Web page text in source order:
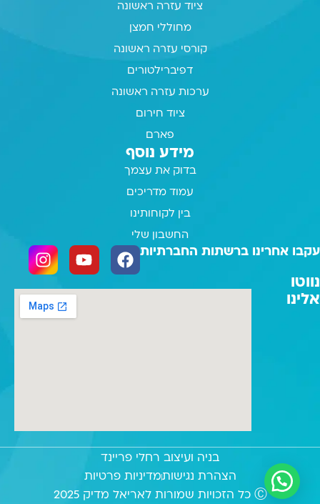
ציוד עזרה ראשונה
מחוללי חמצן
קורסי עזרה ראשונה
דפיברילטורים
ערכות עזרה ראשונה
ציוד חירום
פארם
מידע נוסף
בדוק את עצמך
עמוד מדריכים
בין לקוחותינו
החשבון שלי
עקבו אחרינו ברשתות החברתיות
נווטו
אלינו
Ⓒ כל הזכויות שמורות לאריאל מדיק 2025
הצהרת נגישותמדיניות פרטיות
בניה ועיצוב רחלי פריינד